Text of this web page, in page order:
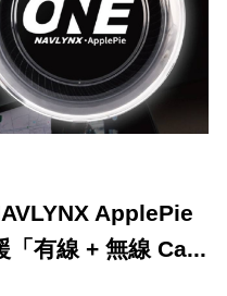
ApplePie
「有線 + 無線 Ca...